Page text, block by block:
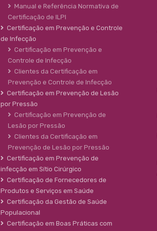
Manual e Referência Normativa de
Certificação de ILPI
Certificação em Prevenção e Controle
de Infecção
Certificação em Prevenção e
Controle de Infecção
Clientes da Certificação em
Prevenção e Controle de Infecção
Certificação em Prevenção de Lesão
por Pressão
Certificação em Prevenção de
Lesão por Pressão
Clientes da Certificação em
Prevenção de Lesão por Pressão
Certificação em Prevenção de
infecção em Sítio Cirúrgico
Certificação de Fornecedores de
Produtos e Serviços em Saúde
Certificação da Gestão de Saúde
Populacional
Certificação em Boas Práticas com